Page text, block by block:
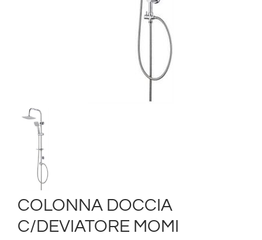
COLONNA DOCCIA
C/DEVIATORE MOMI